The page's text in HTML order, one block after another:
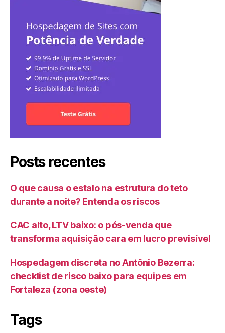
Posts recentes
O que causa o estalo na estrutura do teto
durante a noite? Entenda os riscos
CAC alto, LTV baixo: o pós-venda que
transforma aquisição cara em lucro previsível
Hospedagem discreta no Antônio Bezerra:
checklist de risco baixo para equipes em
Fortaleza (zona oeste)
Tags